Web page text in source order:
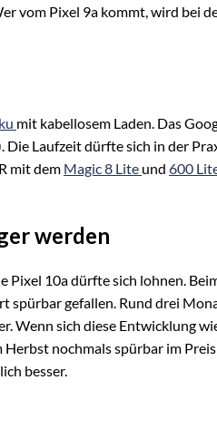
vom Pixel 9a kommt, wird bei
mit kabellosem Laden. Das
Die Laufzeit dürfte sich in der
mit dem Magic 8 Lite und 600
werden
Pixel 10a dürfte sich lohnen.
gefallen. Rund drei
Wenn sich diese Entwicklung
nochmals spürbar im
besser.